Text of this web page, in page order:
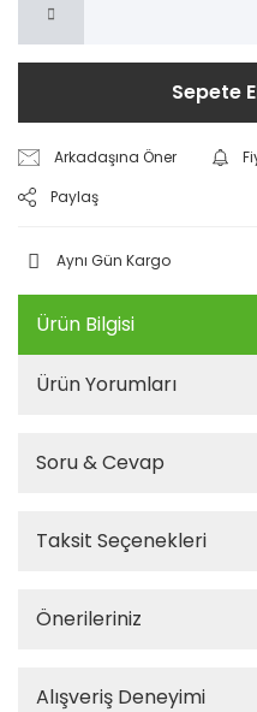
Sepete
Arkadaşına Öner
Paylaş
Aynı Gün Kargo
Ürün Bilgisi
Ürün Yorumları
Soru & Cevap
Taksit Seçenekleri
Önerileriniz
Alışveriş Deneyimi